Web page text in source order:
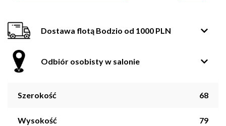
Dostawa flotą Bodzio od 1000 PLN
Odbiór osobisty w salonie
Szerokość 68
Wysokość 79